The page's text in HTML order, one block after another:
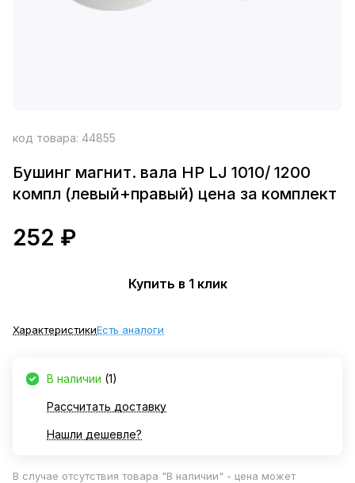
код товара: 44855
Бушинг магнит. вала HP LJ 1010/ 1200
компл (левый+правый) цена за комплект
252 ₽
Купить в 1 клик
ХарактеристикиЕсть аналоги
В наличии (1)
Рассчитать доставку
Нашли дешевле?
В случае отсутствия товара "В наличии" - цена может